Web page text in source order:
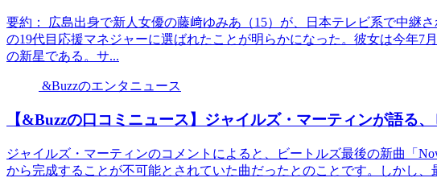
要約： 広島出身で新人女優の藤﨑ゆみあ（15）が、日本テレビ系で中継
の19代目応援マネジャーに選ばれたことが明らかになった。彼女は今年7
の新星である。サ...
&Buzzのエンタニュース
【&Buzzの口コミニュース】ジャイルズ・マーティンが語る
ジャイルズ・マーティンのコメントによると、ビートルズ最後の新曲「
から完成することが不可能とされていた曲だったとのことです。しかし